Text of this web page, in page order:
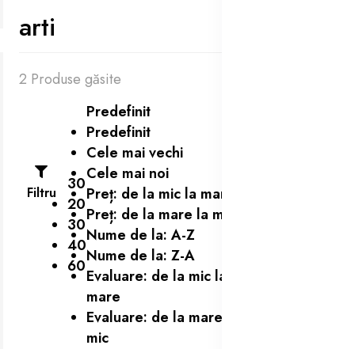
arti
2 Produse găsite
Filtru
30
20
30
40
60
Predefinit
Predefinit
Cele mai vechi
Cele mai noi
Preț: de la mic la mare
Preț: de la mare la mic
Nume de la: A-Z
Nume de la: Z-A
Evaluare: de la mic la
mare
Evaluare: de la mare la
mic